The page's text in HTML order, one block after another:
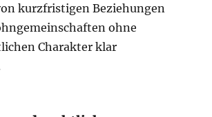
kurzfristigen Beziehungen
ohne
Charakter klar